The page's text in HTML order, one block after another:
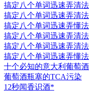
搞定八个单词迅速弄清
搞定八个单词迅速弄清
搞定八个单词迅速弄懂
搞定八个单词迅速弄清
搞定八个单词迅速弄清
搞定八个单词迅速弄懂
十个必知的意大利葡萄
葡萄酒瓶塞的TCA污染
12秒闻香识酒*